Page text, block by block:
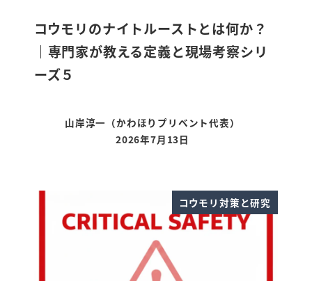
コウモリのナイトルーストとは何か？
｜専門家が教える定義と現場考察シリ
ーズ５
山岸淳一（かわほりプリベント代表）
更新日
2026年7月13日
コウモリ対策と研究